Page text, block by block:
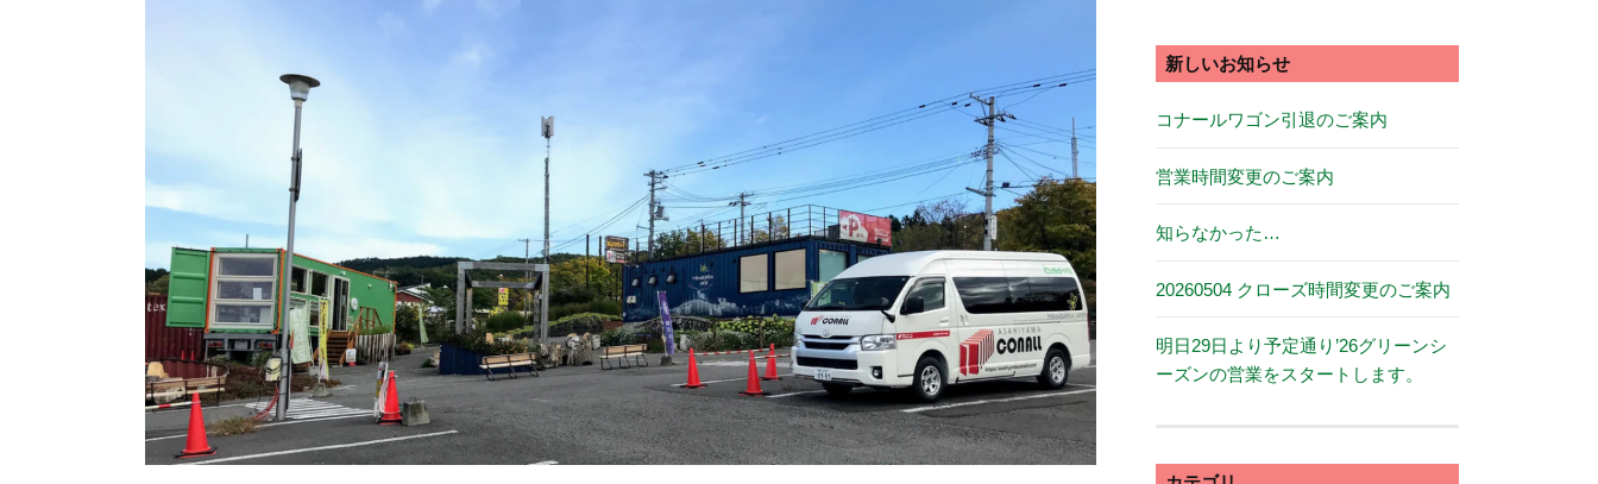
新しいお知らせ
コナールワゴン引退のご案内
営業時間変更のご案内
知らなかった…
20260504 クローズ時間変更のご案内
明日29日より予定通り’26グリーンシ
ーズンの営業をスタートします。